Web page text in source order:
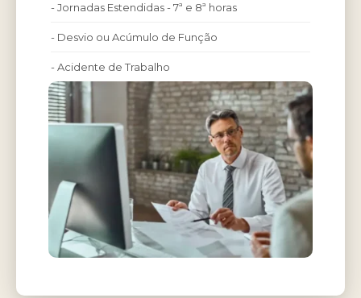
- Jornadas Estendidas - 7ª e 8ª horas
- Desvio ou Acúmulo de Função
- Acidente de Trabalho